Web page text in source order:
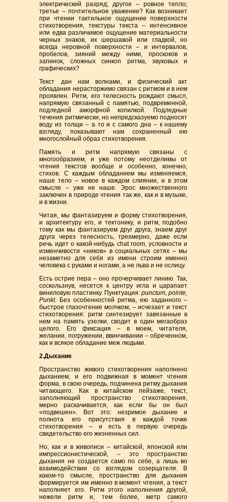
электрический разряд; другое – ровное тепло;
третье – почтительное уважение? Как возникает
при чтении тактильное ощущение поверхности
стихотворения, текстуры текста – интенсивное
или едва различимое ощущение материальности
черных знаков, их шершавой или гладкой, но
всегда неровной поверхности – и интервалов,
пробелов, зияний между ними, проскоков и
запинок, сложных синкоп ритма, звуковых и
графических?
Текст дан нам волнами, и физический акт
обладания нерасторжимо связан с ритмом и в нем
проявлен. Ритм, его телесность рождают смысл,
напрямую связанный с памятью, подвременной,
подледной аморфной копилкой. Подледные
течения ритмически, но непредсказуемо подносят
воду из толщи – а то и с самого дна – к нашему
взгляду, показывают нам сохраненный ею
многослойный образ стихотворения.
Память и ритм напрямую связаны с
многообразием, и уже потому неотделимы от
чтения текстов вообще и особенно, конечно,
стихов. С каждым обладанием мы изменяемся,
наше тело – новое в каждом слиянии, и в этом
смысле – уже не наше. Эрос множественного
заключен в природе чтения так же, как и в музыке,
и в жизни.
Читая, мы фантазируем и форму стихотворения,
и архитектуру его, и тектонику, и ритм, подобно
тому как мы фантазируем друг друга, знаем друг
друга через телесность, трехмерно, даже если
речь идет о какой-нибудь chat room, условности и
изменчивости «ников» в социальных сетях – мы
незаметно для себя из имени строим именно
человека с руками и ногами, а не льва и не ослицу.
Есть острие пера – оно прочерчивает линию. Так,
соскользнув, несется к центру игла и царапает
виниловую пластинку. Пунктуация:punctum, pointe,
Punkt.
Без особенностей ритма, ею заданного –
быстрое глазочтение молчком, – исчезает и текст
стихотворения: ритм синтезирует завязанные в
нем на память узелки, сводит в один мегаобраз
целого. Его фиксация – в моем, читателя,
желании, погружении, ввинчивании – обреченном,
как и всякое обладание меж людьми.
2.Дыхание
Пространство живого стихотворения наполнено
дыханием, и его подвижная в момент чтения
форма, в свою очередь, подчинена ритму дыхания
читающего. Как в китайском пейзаже, текст,
заполняющий пространство стихотворения,
мерно раскачивается, как если бы он был
«подвешен». Вот это: незримое дыхание и
полнота его присутствия в каждой точке
стихотворения – и есть в первую очередь
свидетельство его жизненных сил.
Но, как и в живописи – китайской, японской или
импрессионистической, – это пространство
дыхания не создается само по себе, а лишь во
взаимодействии со взглядом созерцателя. В
каком-то смысле, пространство для дыхания
формируется им именно в момент чтения, а текст
наполняет его. Ритм этого наполнения другой,
нежели ритм и, тем более, метр самого